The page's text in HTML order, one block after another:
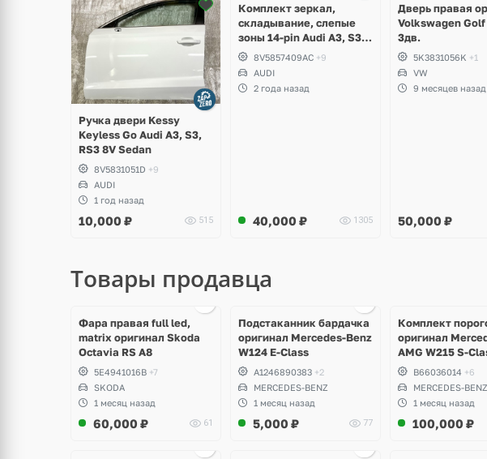
Ручка двери Kessy
Keyless Go Audi A3, S3,
RS3 8V Sedan
8V5831051D +9
AUDI
1 год назад
10,000 ₽ 515
Комплект зеркал,
складывание, слепые
зоны 14-pin Audi A3, S3,
RS3 8V
8V5857409AC +9
AUDI
2 года назад
40,000 ₽ 1305
Дверь правая
Volkswagen Golf
3дв.
5K3831056K +1
VW
9 месяцев назад
50,000 ₽
Товары продавца
Фара правая full led,
matrix оригинал Skoda
Octavia RS A8
5E4941016B +7
SKODA
1 месяц назад
60,000 ₽ 61
Подстаканник бардачка
оригинал Mercedes-Benz
W124 E-Class
A1246890383 +2
MERCEDES-BENZ
1 месяц назад
5,000 ₽ 77
Комплект
оригинал
AMG W215 S-
CoupeB66036014 +6
MERCEDES-BENZ
1 месяц назад
100,000 ₽